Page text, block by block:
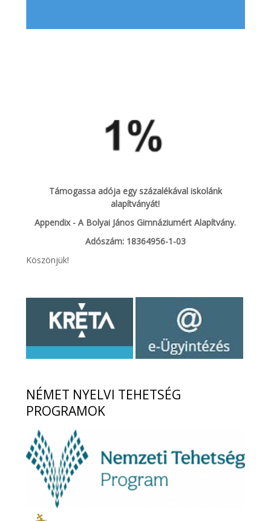
Támogassa adója egy százalékával iskolánk
alapítványát!
Appendix - A Bolyai János Gimnáziumért Alapítvány.
Adószám: 18364956-1-03
Köszönjük!
NÉMET NYELVI TEHETSÉG
PROGRAMOK